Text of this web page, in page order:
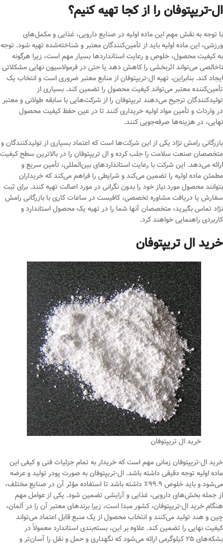
ال-تریپتوفان را از کجا تهیه کنیم؟
با توجه به نقش مهم این ماده اولیه در صنایع دارویی، غذایی و مکمل‌های
ورزشی، این ماده اولیه باید از تأمین‌کنندگان معتبر و شناخته‌شده تهیه شود. توجه
به کیفیت محصول، خلوص و رعایت استانداردها بسیار مهم است، زیرا هرگونه
ناخالصی می‌تواند اثربخشی را کاهش دهد یا حتی در فرمولاسیون نهایی مشکلاتی
ایجاد کند. بنابراین، تهیه ال-تریپتوفان از منابع معتبر ضروری است و انتخاب یک
تأمین‌کننده معتبر می‌تواند کیفیت محصول را تضمین کند. بسیاری از
تولیدکنندگان ترجیح می‌دهند تریپتوفان را از شرکت‌هایی با سابقه طولانی و معتبر
در واردات و تأمین مواد اولیه خریداری کنند تا در عین حفظ کیفیت محصول
نهایی، در هزینه‌ها صرفه‌جویی کنند.
بازرگانی رامش نژاد یکی از این شرکت‌ها است که اعتماد بسیاری از تولیدکنندگان و
متخصصان صنعت سلامت را جلب کرده و ال تریپتوفان را در بالاترین سطح کیفیت
ارائه می‌دهد. این شرکت با رعایت استانداردهای بین‌المللی، تأمین سریع و
مطمئن ماده اولیه را تضمین می‌کند و شرایطی را فراهم می‌کند که خریداران
بتوانند محصول مورد نیاز خود را بدون نگرانی در مورد اصالت تهیه کنند. برای ثبت
سفارش یا دریافت مشاوره تخصصی، کافیست در ساعات کاری با بازرگانی رامش
نژاد تماس بگیرید، متخصصان آنها شما را در تهیه یک محصول استاندارد و
کاربردی راهنمایی خواهند کرد.
خرید ال تریپتوفان
خرید ال تریپتوفان
خرید ال-تریپتوفان زمانی مهم است که خریدار به تمام جزئیات فنی و کیفی این
ماده اولیه توجه دقیقی داشته باشد. ال-تریپتوفان به صورت پودر تولید و عرضه
می‌شود و باید خلوص ۹۹.۹٪ داشته باشد تا استفاده مؤثر آن در صنایع مختلف،
از جمله بخش‌های دارویی، غذایی و آرایشی تضمین شود. یکی از عوامل مهم
هنگام خرید ال-تریپتوفان، کشور مبدا است، زیرا برندهای معتبر آن را در آلمان،
چین و هند تولید می‌کنند و انتخاب محصول از یک منبع قابل اعتماد می‌تواند
کیفیت نهایی را تضمین کند. علاوه بر این، بسته‌بندی استاندارد معمولاً در
بشکه‌های ۲۵ کیلوگرمی ارائه می‌شود که نگهداری و حمل و نقل را آسان‌تر و